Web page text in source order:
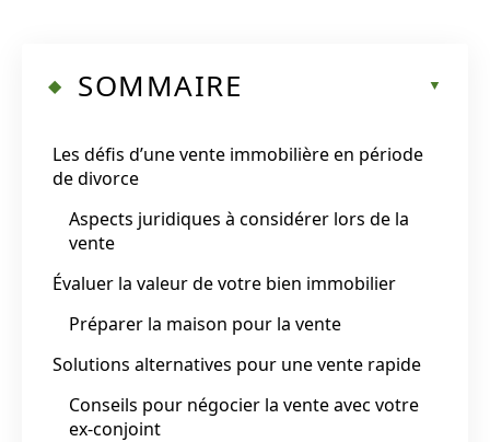
SOMMAIRE
Les défis d’une vente immobilière en période
de divorce
Aspects juridiques à considérer lors de la
vente
Évaluer la valeur de votre bien immobilier
Préparer la maison pour la vente
Solutions alternatives pour une vente rapide
Conseils pour négocier la vente avec votre
ex-conjoint